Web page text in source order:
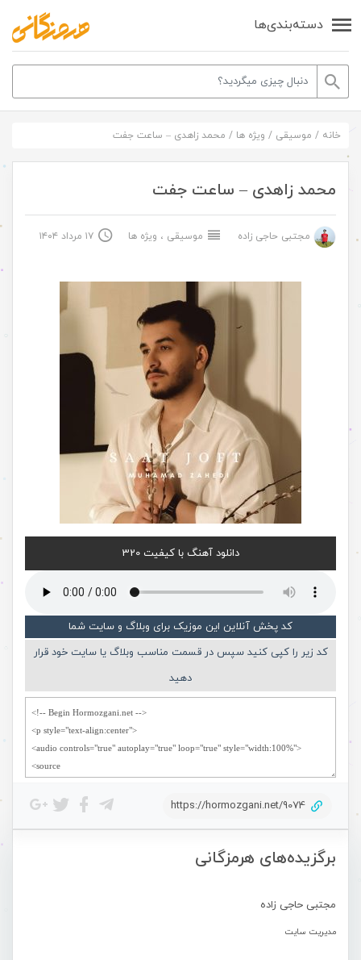
دسته‌بندی‌ها
برگزیده‌های هرمزگانی
مجتبی حاجی زاده
مدیریت سایت
خانه / موسیقی / ویژه ها / محمد زاهدی – ساعت جفت
محمد زاهدی – ساعت جفت
مجتبی حاجی زاده موسیقی ، ویژه ها ۱۷ مرداد ۱۴۰۴
دانلود آهنگ با کیفیت 320
کد پخش آنلاین این موزیک برای وبلاگ و سایت شما
کد زیر را کپی کنید سپس در قسمت مناسب وبلاگ یا سایت خود قرار
دهید
https://hormozgani.net/9074